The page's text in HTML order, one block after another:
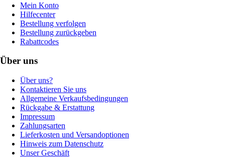
Mein Konto
Hilfecenter
Bestellung verfolgen
Bestellung zurückgeben
Rabattcodes
Über uns
Über uns?
Kontaktieren Sie uns
Allgemeine Verkaufsbedingungen
Rückgabe & Erstattung
Impressum
Zahlungsarten
Lieferkosten und Versandoptionen
Hinweis zum Datenschutz
Unser Geschäft